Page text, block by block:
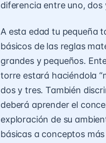
diferencia entre uno, dos
A esta edad tu pequeña
básicos de las reglas
grandes y pequeños.
torre estará haciéndola
dos y tres. También
deberá aprender el
exploración de su
básicas a conceptos